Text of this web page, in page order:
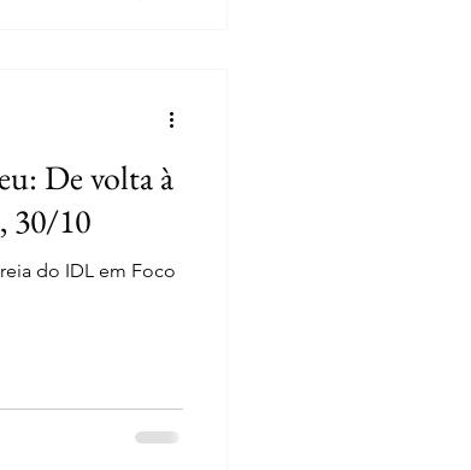
De volta à
30/10
do IDL em Foco